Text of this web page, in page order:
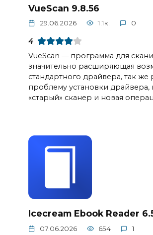
VueScan 9.8.56
29.06.2026 1.1к. 0
4
VueScan — программа для
значительно расширяющая
стандартного драйвера, так же
проблему установки драйвера,
«старый» сканер и новая
Icecream Ebook Reader
07.06.2026 654 1